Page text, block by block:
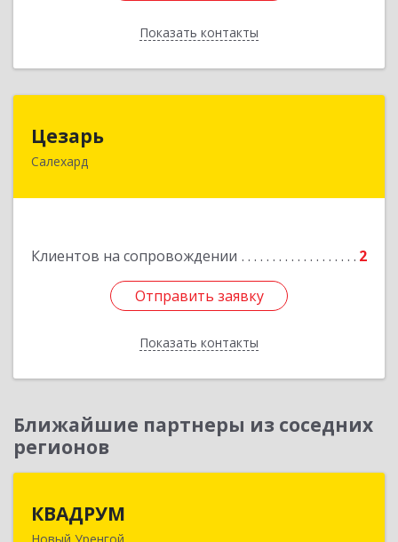
Показать контакты
Назад
Цезарь
Салехард
Клиентов на сопровождении 2
Отправить заявку
Показать контакты
629008, Ямало-Ненецкий АО, Салехард г,
Отправить заявку
Назад
Ближайшие партнеры из соседних
регионов
КВАДРУМ
Новый Уренгой